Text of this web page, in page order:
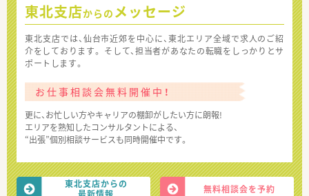
東北支店からの メッセージ
東北支店では、仙台市近郊を中心に、東北エリア全域で求人のご紹
介をしております。 そして、担当者があなたの転職をしっかりとサ
ポートします。
お仕事相談会無料開催中！
更に、お忙しい方やキャリアの棚卸がしたい方に朗報!
エリアを熟知したコンサルタントによる、
“出張”個別相談サービスも同時開催中です。
東北支店からの
無料相談会を予約